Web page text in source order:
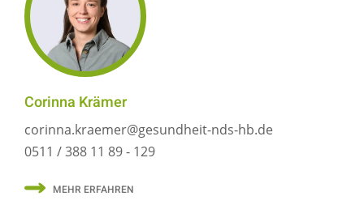
Corinna Krämer
corinna.kraemer@gesundheit-nds-hb.de
0511 / 388 11 89 - 129
MEHR ERFAHREN